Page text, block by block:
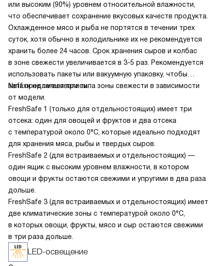
или высоким (90%) уровнем относительной влажности,
что обеспечивает сохранение вкусовых качеств продукта.
Охлажденное мясо и рыба не портятся в течении трех
суток, хотя обычно в холодильнике их не рекомендуется
хранить более 24 часов. Срок хранения сыров и колбас
в зоне свежести увеличивается в 3-5 раз. Рекомендуется
использовать пакеты или вакуумную упаковку, чтобы
запахи не смешивались.
Neff предлагает три типа зоны свежести в зависимости
от модели.
FreshSafe 1 (только для отдельностоящих) имеет три
отсека: один для овощей и фруктов и два отсека
с температурой около 0°C, которые идеально подходят
для хранения мяса, рыбы и твердых сыров.
FreshSafe 2 (для встраиваемых и отдельностоящих) —
один ящик с высоким уровнем влажности, в котором
овощи и фрукты остаются свежими и упругими в два раза
дольше.
FreshSafe 3 (для встраиваемых и отдельностоящих) имеет
две климатические зоны с температурой около 0°C,
в которых овощи, фрукты, мясо и сыр остаются свежими
в три раза дольше.
LED-освещение